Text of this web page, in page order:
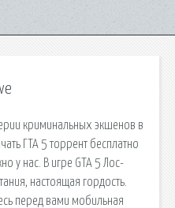
криминальных экшенов в
ГТА 5 торрент бесплатно
у нас. В игре GTA 5 Лос-
настоящая гордость.
перед вами мобильная